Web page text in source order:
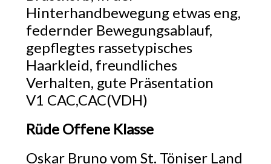
Hinterhandbewegung etwas eng,
federnder Bewegungsablauf,
gepflegtes rassetypisches
Haarkleid, freundliches
Verhalten, gute Präsentation
V1 CAC,CAC(VDH)
Rüde Offene Klasse
Oskar Bruno vom St. Töniser Land